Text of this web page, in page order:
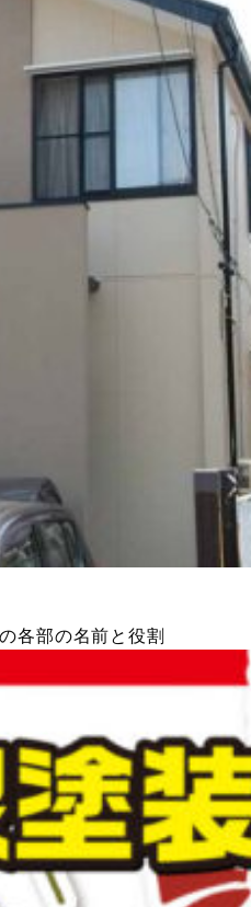
各部の名前と役割